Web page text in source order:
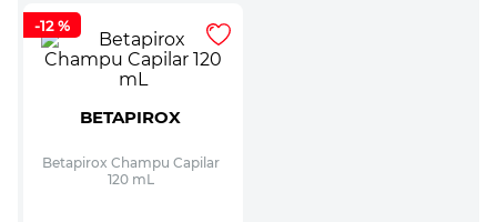
-12 %
BETAPIROX
Betapirox Champu Capilar
120 mL